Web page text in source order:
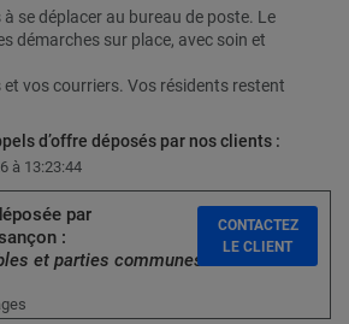
à se déplacer au bureau de poste. Le
démarches sur place, avec soin et
vos courriers. Vos résidents restent
d’offre déposés par nos clients :
à 13:23:44
par
:
et parties communes
CONTACTEZ
LE CLIENT